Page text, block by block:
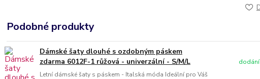
Podobné produkty
Dámské šaty dlouhé s ozdobným páskem
zdarma 6012F-1 růžová - univerzální - S/M/L
Letní dámské šaty s páskem - Italská móda Ideální pro Váš